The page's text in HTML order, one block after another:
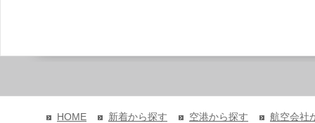
HOME 新着から探す 空港から探す 航空会社